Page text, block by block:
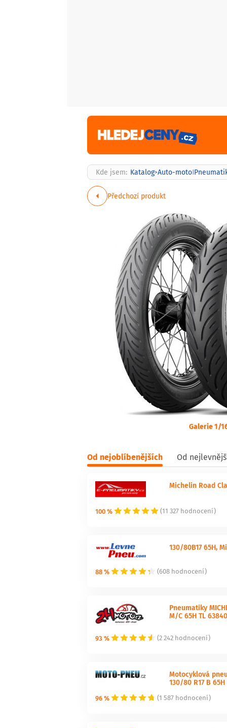
Kde jsem: Katalog>Auto-moto|
Předchozí produkt
Galerie 1/
Od nejoblíbenějších Od
100 % (11 327 hodnocení)
Michelin Road
88 % (608 hodnocení)
130/80B17 65H,
93 % (2 242 hodnocení)
Pneumatiky
M/C 65H TL
96 % (1 587 hodnocení)
Motocyklová
130/80 R17 B 65H